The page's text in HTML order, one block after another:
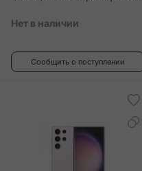
Нет в наличии
Сообщить о поступлении